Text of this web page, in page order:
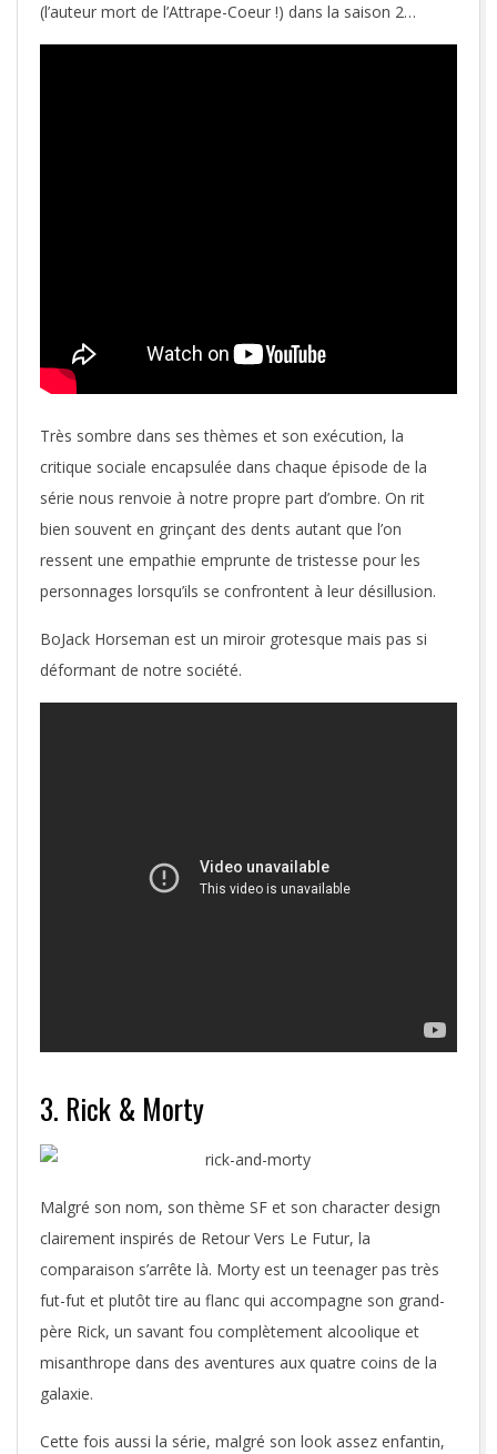
(l’auteur mort de l’Attrape-Coeur !) dans la saison 2…
Très sombre dans ses thèmes et son exécution, la
critique sociale encapsulée dans chaque épisode de la
série nous renvoie à notre propre part d’ombre. On rit
bien souvent en grinçant des dents autant que l’on
ressent une empathie emprunte de tristesse pour les
personnages lorsqu’ils se confrontent à leur désillusion.
BoJack Horseman est un miroir grotesque mais pas si
déformant de notre société.
3. Rick & Morty
Malgré son nom, son thème SF et son character design
clairement inspirés de Retour Vers Le Futur, la
comparaison s’arrête là. Morty est un teenager pas très
fut-fut et plutôt tire au flanc qui accompagne son grand-
père Rick, un savant fou complètement alcoolique et
misanthrope dans des aventures aux quatre coins de la
galaxie.
Cette fois aussi la série, malgré son look assez enfantin,